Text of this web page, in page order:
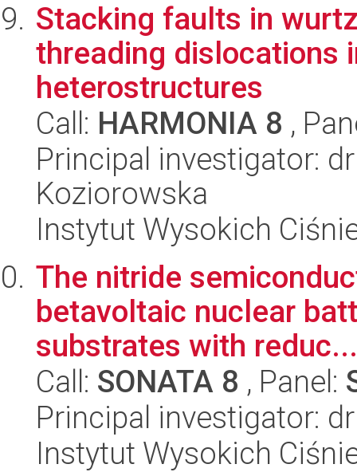
Stacking faults in
threading dislocations
heterostructures
Call: HARMONIA 8 ,
Principal investigator:
Koziorowska
Instytut Wysokich
The nitride
betavoltaic nuclear
substrates with reduc...
Call: SONATA 8 , Panel:
Principal investigator:
Instytut Wysokich